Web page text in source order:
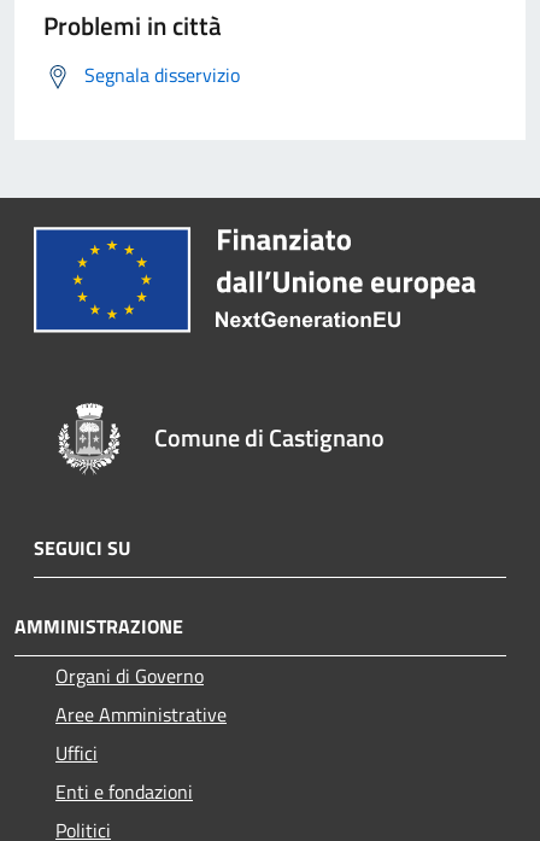
Problemi in città
Segnala disservizio
Comune di Castignano
SEGUICI SU
AMMINISTRAZIONE
Organi di Governo
Aree Amministrative
Uffici
Enti e fondazioni
Politici